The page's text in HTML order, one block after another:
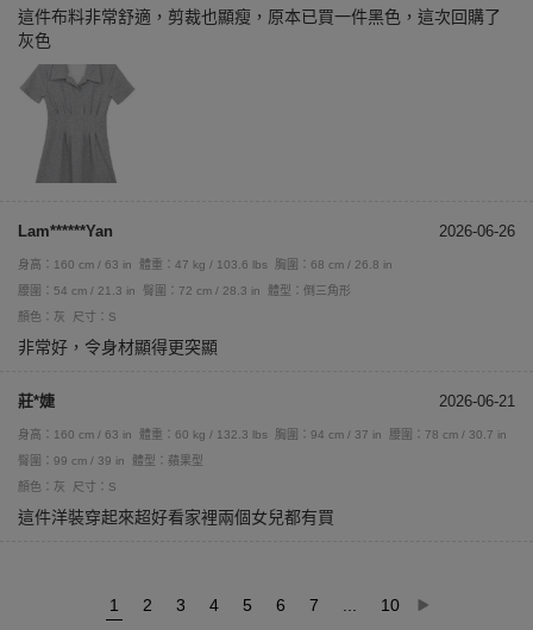
這件布料非常舒適，剪裁也顯瘦，原本已買一件黑色，這次回購了
灰色
Lam******Yan 2026-06-26
身高：160 cm / 63 in 體重：47 kg / 103.6 lbs
胸圍：68 cm / 26.8 in
腰圍：54 cm / 21.3 in
臀圍：72 cm / 28.3 in
體型：倒三角形
顏色：灰
尺寸：S
非常好，令身材顯得更突顯
莊*婕 2026-06-21
身高：160 cm / 63 in 體重：60 kg / 132.3 lbs 胸圍：94 cm / 37 in
腰圍：78 cm / 30.7 in
臀圍：99 cm / 39 in
體型：蘋果型
顏色：灰
尺寸：S
這件洋裝穿起來超好看家裡兩個女兒都有買
1 2 3 4 5 6 7 ... 10